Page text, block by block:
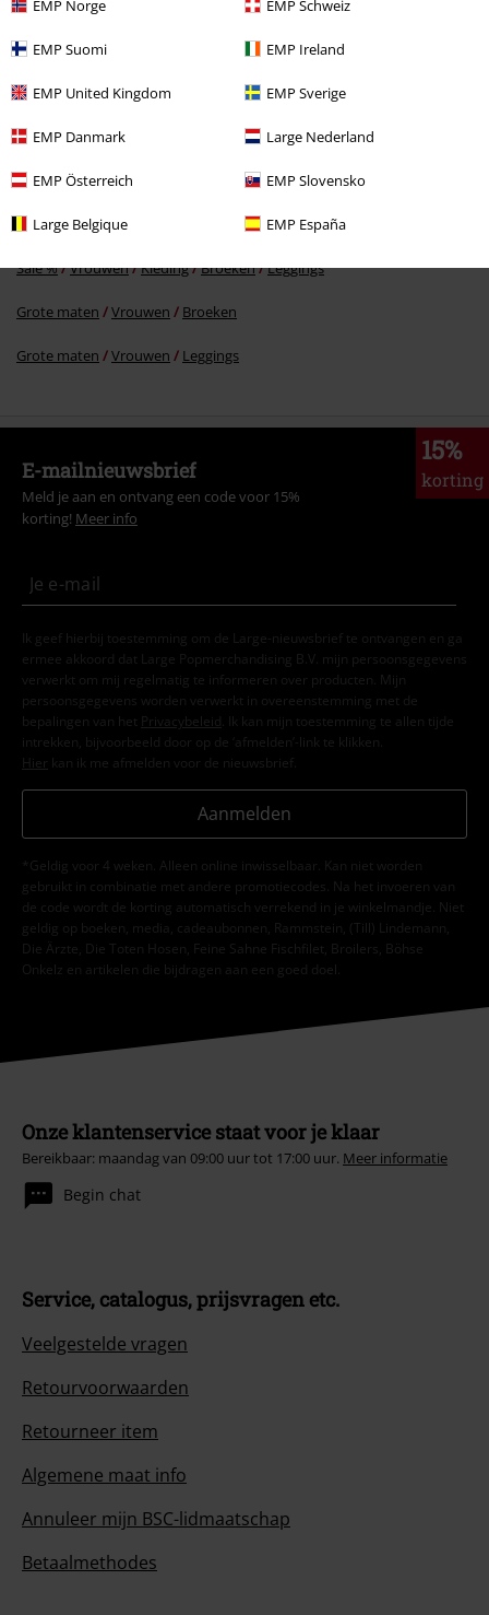
EMP Norge EMP Schweiz
EMP Suomi EMP Ireland
EMP United Kingdom EMP Sverige
EMP Danmark Large Nederland
EMP Österreich EMP Slovensko
Large Belgique EMP España
Vanaf
Meer categorieën. Meer opties.
Grote maten Broeken
Sale % Kleding merken Urban Classics
Sale % Vrouwen Kleding Broeken Leggings
Grote maten Vrouwen Broeken
Grote maten Vrouwen Leggings
15%
korting
E-mailnieuwsbrief
Meld je aan en ontvang een code voor 15%
korting! Meer info
Ik geef hierbij toestemming om de Large-nieuwsbrief te ontvangen en ga
ermee akkoord dat Large Popmerchandising B.V. mijn persoonsgegevens
verwerkt om mij regelmatig te informeren over producten. Mijn
persoonsgegevens worden verwerkt in overeenstemming met de
bepalingen van het
Privacybeleid . Ik kan mijn toestemming te allen tijde
intrekken, bijvoorbeeld door op de ‘afmelden’-link te klikken.
Hier kan ik me afmelden voor de nieuwsbrief.
Aanmelden
*Geldig voor 4 weken. Alleen online inwisselbaar. Kan niet worden
gebruikt in combinatie met andere promotiecodes. Na het invoeren van
de code wordt de korting automatisch verrekend in je winkelmandje. Niet
geldig op boeken, media, cadeaubonnen, Rammstein, (Till) Lindemann,
Die Ärzte, Die Toten Hosen, Feine Sahne Fischfilet, Broilers, Böhse
Onkelz en artikelen die bijdragen aan een goed doel.
Onze klantenservice staat voor je klaar
Bereikbaar: maandag van 09:00 uur tot 17:00 uur. Meer informatie
Begin chat
Service, catalogus, prijsvragen etc.
Veelgestelde vragen
Retourvoorwaarden
Retourneer item
Algemene maat info
Annuleer mijn BSC-lidmaatschap
Betaalmethodes